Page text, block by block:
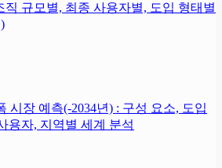
직 규모별, 최종 사용자별, 도입 형태별
시장 예측(-2034년) : 구성 요소, 도입
용자, 지역별 세계 분석